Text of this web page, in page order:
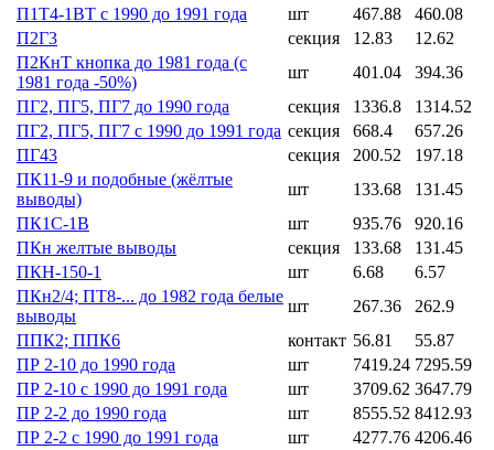
П1Т4-1ВТ с 1990 до 1991 года
шт 467.88
460.08
П2Г3
секция 12.83
12.62
П2КнТ кнопка до 1981 года (с
1981 года -50%)
шт 401.04
394.36
ПГ2, ПГ5, ПГ7 до 1990 года
секция 1336.8
1314.52
ПГ2, ПГ5, ПГ7 с 1990 до 1991 года секция 668.4
657.26
ПГ43
секция 200.52
197.18
ПК11-9 и подобные (жёлтые
выводы)
шт 133.68
131.45
ПК1С-1В
шт 935.76
920.16
ПКн желтые выводы
секция 133.68
131.45
ПКН-150-1
шт 6.68
6.57
ПКн2/4; ПТ8-... до 1982 года белые
выводы
шт 267.36
262.9
ППК2; ППК6
контакт 56.81
55.87
ПР 2-10 до 1990 года
шт 7419.24 7295.59
ПР 2-10 с 1990 до 1991 года
шт 3709.62 3647.79
ПР 2-2 до 1990 года
шт 8555.52 8412.93
ПР 2-2 с 1990 до 1991 года
шт 4277.76 4206.46